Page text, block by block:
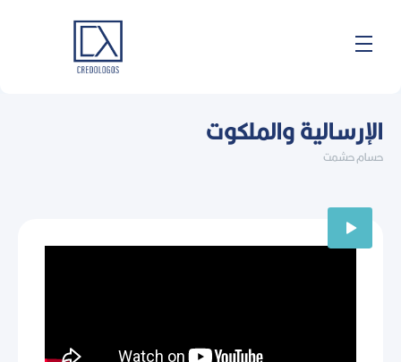
المحتوى
الإرسالية والملكوت
حسام حشمت